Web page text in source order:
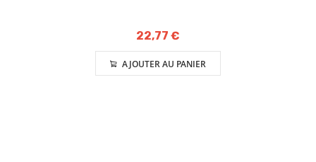
22,77 €
AJOUTER AU PANIER